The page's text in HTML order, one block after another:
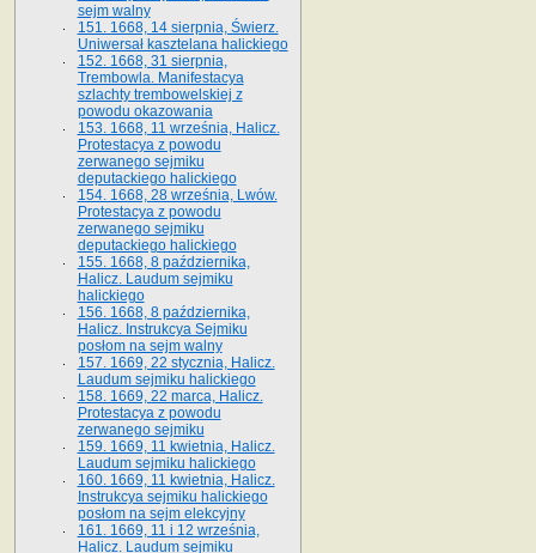
sejm walny
151. 1668, 14 sierpnia, Świerz.
Uniwersał kasztelana halickiego
152. 1668, 31 sierpnia,
Trembowla. Manifestacya
szlachty trembowelskiej z
powodu okazowania
153. 1668, 11 września, Halicz.
Protestacya z powodu
zerwanego sejmiku
deputackiego halickiego
154. 1668, 28 września, Lwów.
Protestacya z powodu
zerwanego sejmiku
deputackiego halickiego
155. 1668, 8 października,
Halicz. Laudum sejmiku
halickiego
156. 1668, 8 października,
Halicz. Instrukcya Sejmiku
posłom na sejm walny
157. 1669, 22 stycznia, Halicz.
Laudum sejmiku halickiego
158. 1669, 22 marca, Halicz.
Protestacya z powodu
zerwanego sejmiku
159. 1669, 11 kwietnia, Halicz.
Laudum sejmiku halickiego
160. 1669, 11 kwietnia, Halicz.
Instrukcya sejmiku halickiego
posłom na sejm elekcyjny
161. 1669, 11 i 12 września,
Halicz. Laudum sejmiku